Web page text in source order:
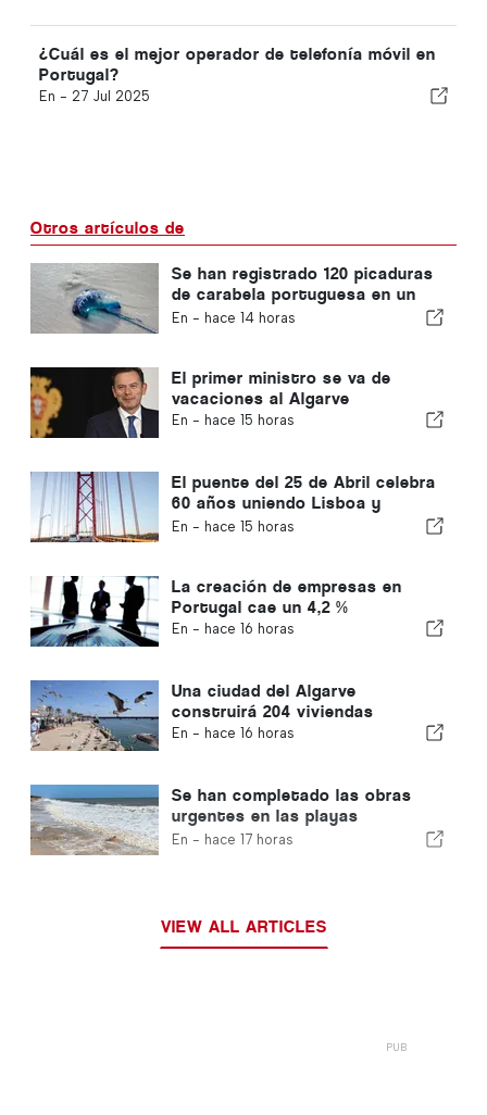
¿Cuál es el mejor operador de telefonía móvil en
Portugal?
En - 27 Jul 2025
Otros artículos de
Se han registrado 120 picaduras
de carabela portuguesa en un
solo día
En - hace 14 horas
El primer ministro se va de
vacaciones al Algarve
En - hace 15 horas
El puente del 25 de Abril celebra
60 años uniendo Lisboa y
Almada
En - hace 15 horas
La creación de empresas en
Portugal cae un 4,2 %
En - hace 16 horas
Una ciudad del Algarve
construirá 204 viviendas
En - hace 16 horas
Se han completado las obras
urgentes en las playas
portuguesas
En - hace 17 horas
VIEW ALL ARTICLES